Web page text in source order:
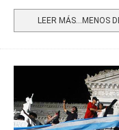
LEER MÁS…MENOS